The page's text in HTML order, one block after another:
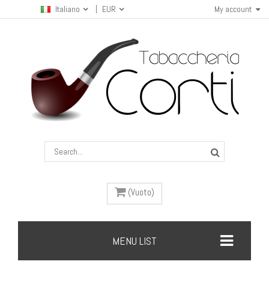
My account
Italiano EUR
(Vuoto)
MENU LIST